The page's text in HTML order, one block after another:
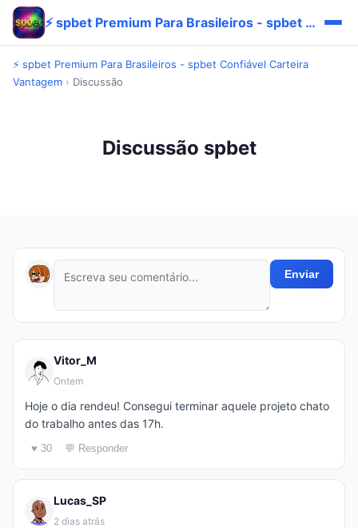
⚡ spbet Premium Para Brasileiros - spbet Confiável Carteira Vantagem
⚡ spbet Premium Para Brasileiros - spbet Confiável Carteira
Vantagem › Discussão
Discussão spbet
Enviar
Vitor_M
Ontem
Hoje o dia rendeu! Consegui terminar aquele projeto chato
do trabalho antes das 17h.
♥ 30 💬 Responder
Lucas_SP
2 dias atrás